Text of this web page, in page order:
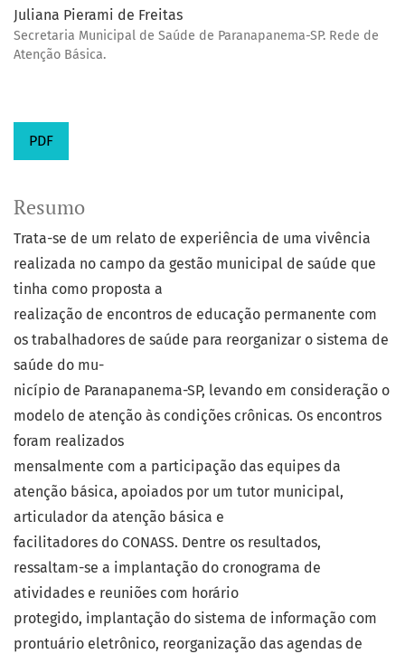
Juliana Pierami de Freitas
Secretaria Municipal de Saúde de Paranapanema-SP. Rede de
Atenção Básica.
PDF
Resumo
Trata-se de um relato de experiência de uma vivência
realizada no campo da gestão municipal de saúde que
tinha como proposta a
realização de encontros de educação permanente com
os trabalhadores de saúde para reorganizar o sistema de
saúde do mu-
nicípio de Paranapanema-SP, levando em consideração o
modelo de atenção às condições crônicas. Os encontros
foram realizados
mensalmente com a participação das equipes da
atenção básica, apoiados por um tutor municipal,
articulador da atenção básica e
facilitadores do CONASS. Dentre os resultados,
ressaltam-se a implantação do cronograma de
atividades e reuniões com horário
protegido, implantação do sistema de informação com
prontuário eletrônico, reorganização das agendas de